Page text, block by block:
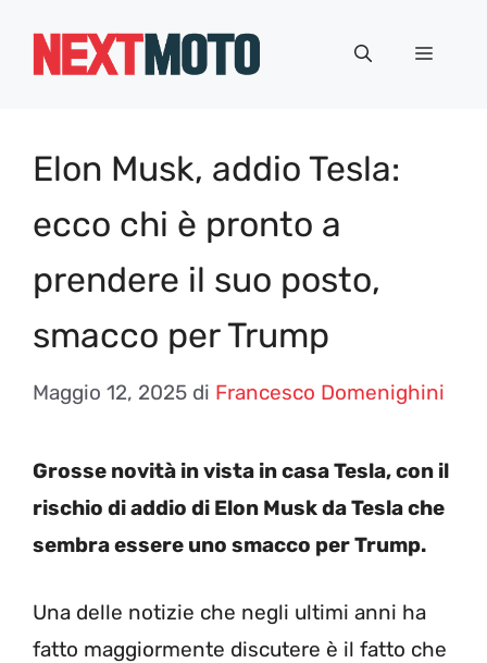
Menu
Elon Musk, addio Tesla:
ecco chi è pronto a
prendere il suo posto,
smacco per Trump
Maggio 12, 2025 di Francesco Domenighini
Grosse novità in vista in casa Tesla, con il
rischio di addio di Elon Musk da Tesla che
sembra essere uno smacco per Trump.
Una delle notizie che negli ultimi anni ha
fatto maggiormente discutere è il fatto che